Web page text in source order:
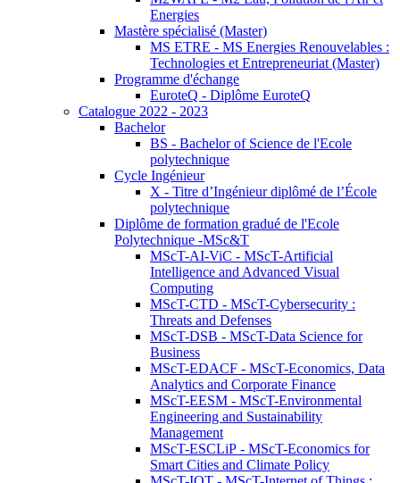
Energies
Mastère spécialisé (Master)
MS ETRE - MS Energies Renouvelables :
Technologies et Entrepreneuriat (Master)
Programme d'échange
EuroteQ - Diplôme EuroteQ
Catalogue 2022 - 2023
Bachelor
BS - Bachelor of Science de l'Ecole
polytechnique
Cycle Ingénieur
X - Titre d’Ingénieur diplômé de l’École
polytechnique
Diplôme de formation gradué de l'Ecole
Polytechnique -MSc&T
MScT-AI-ViC - MScT-Artificial
Intelligence and Advanced Visual
Computing
MScT-CTD - MScT-Cybersecurity :
Threats and Defenses
MScT-DSB - MScT-Data Science for
Business
MScT-EDACF - MScT-Economics, Data
Analytics and Corporate Finance
MScT-EESM - MScT-Environmental
Engineering and Sustainability
Management
MScT-ESCLiP - MScT-Economics for
Smart Cities and Climate Policy